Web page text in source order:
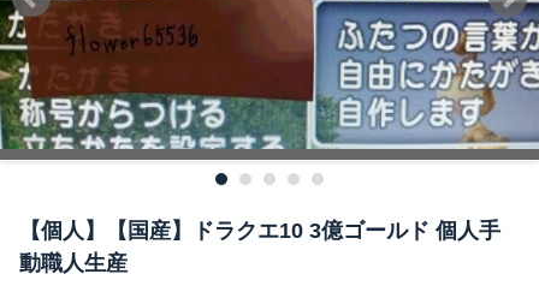
【個人】【国産】ドラクエ10 3億ゴールド 個人手
動職人生産